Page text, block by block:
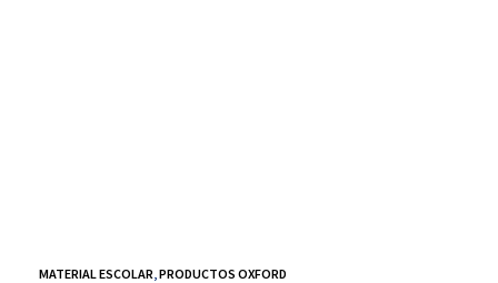
MATERIAL ESCOLAR,PRODUCTOS OXFORD